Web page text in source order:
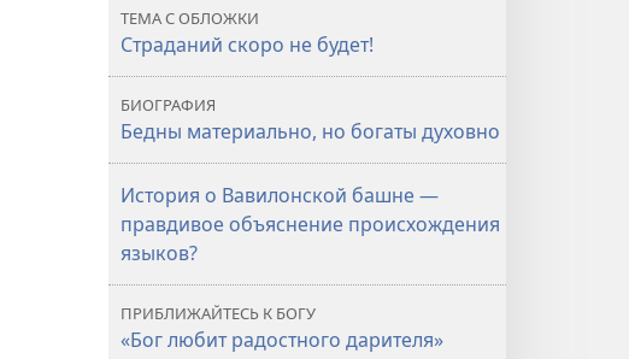
ТЕМА С ОБЛОЖКИ
Страданий скоро не будет!
БИОГРАФИЯ
Бедны материально, но богаты духовно
История о Вавилонской башне —
правдивое объяснение происхождения
языков?
ПРИБЛИЖАЙТЕСЬ К БОГУ
«Бог любит радостного дарителя»